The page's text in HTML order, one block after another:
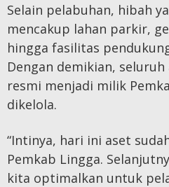
Selain pelabuhan, hibah
mencakup lahan parkir,
hingga fasilitas
Dengan demikian,
resmi menjadi milik
dikelola.
“Intinya, hari ini aset
Pemkab Lingga.
kita optimalkan untuk